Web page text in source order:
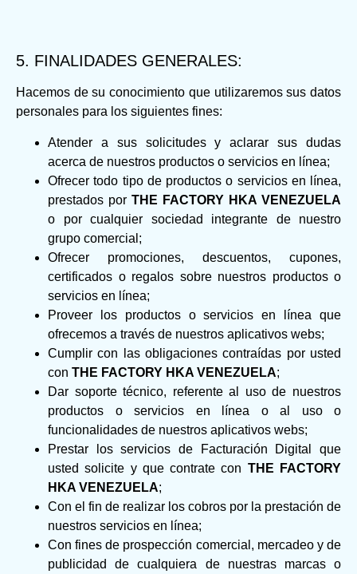
5. FINALIDADES GENERALES:
Hacemos de su conocimiento que utilizaremos sus datos
personales para los siguientes fines:
Atender a sus solicitudes y aclarar sus dudas
acerca de nuestros productos o servicios en línea;
Ofrecer todo tipo de productos o servicios en línea,
prestados por THE FACTORY HKA VENEZUELA
o por cualquier sociedad integrante de nuestro
grupo comercial;
Ofrecer promociones, descuentos, cupones,
certificados o regalos sobre nuestros productos o
servicios en línea;
Proveer los productos o servicios en línea que
ofrecemos a través de nuestros aplicativos webs;
Cumplir con las obligaciones contraídas por usted
con THE FACTORY HKA VENEZUELA;
Dar soporte técnico, referente al uso de nuestros
productos o servicios en línea o al uso o
funcionalidades de nuestros aplicativos webs;
Prestar los servicios de Facturación Digital que
usted solicite y que contrate con THE FACTORY
HKA VENEZUELA;
Con el fin de realizar los cobros por la prestación de
nuestros servicios en línea;
Con fines de prospección comercial, mercadeo y de
publicidad de cualquiera de nuestras marcas o